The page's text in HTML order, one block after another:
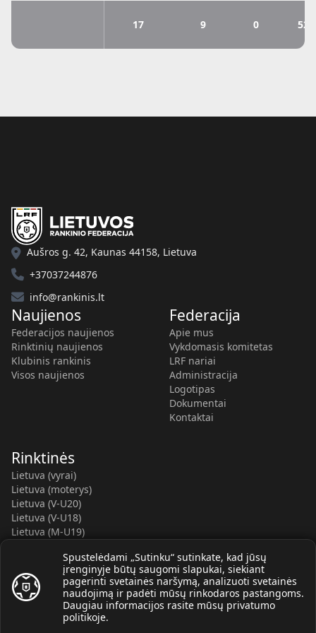
17 9 0
Spustelėdami „Sutinku“ sutinkate, kad jūsų
įrenginyje būtų saugomi slapukai, siekiant
pagerinti svetainės naršymą, analizuoti svetainės
naudojimą ir padėti mūsų rinkodaros pastangoms.
Daugiau informacijos rasite mūsų privatumo
politikoje.
Aušros g. 42, Kaunas 44158, Lietuva
+37037244876
info@rankinis.lt
Naujienos
Federacijos naujienos
Rinktinių naujienos
Klubinis rankinis
Visos naujienos
Federacija
Apie mus
Vykdomasis komitetas
LRF nariai
Administracija
Logotipas
Dokumentai
Kontaktai
Rinktinės
Lietuva (vyrai)
Lietuva (moterys)
Lietuva (V-U20)
Lietuva (V-U18)
Lietuva (M-U19)
Lietuva (M-U16)